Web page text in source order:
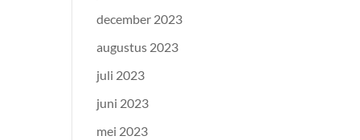
december 2023
augustus 2023
juli 2023
juni 2023
mei 2023